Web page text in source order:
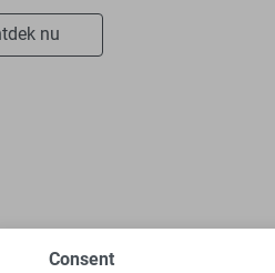
nu
Consent